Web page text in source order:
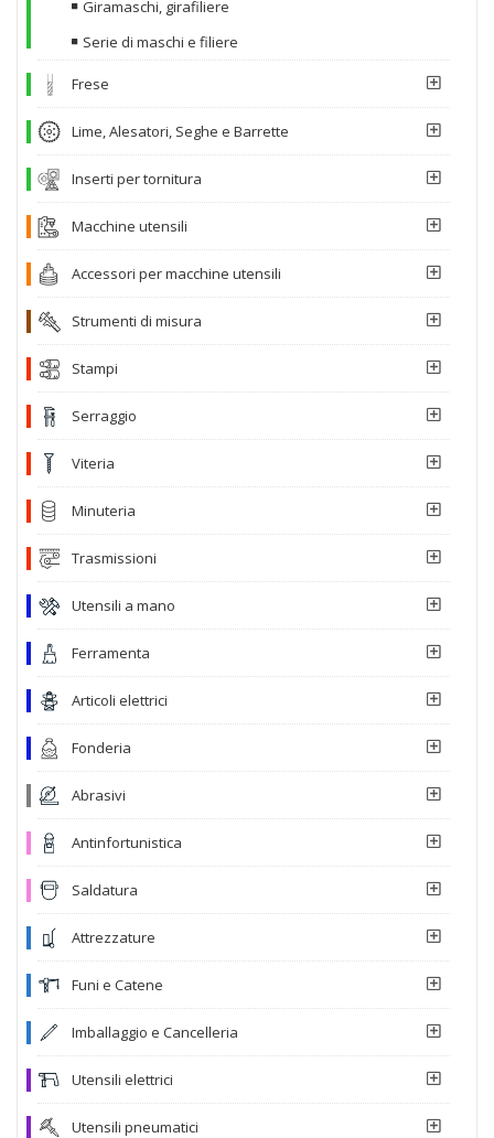
Giramaschi, girafiliere
Serie di maschi e filiere
Frese
Lime, Alesatori, Seghe e Barrette
Inserti per tornitura
Macchine utensili
Accessori per macchine utensili
Strumenti di misura
Stampi
Serraggio
Viteria
Minuteria
Trasmissioni
Utensili a mano
Ferramenta
Articoli elettrici
Fonderia
Abrasivi
Antinfortunistica
Saldatura
Attrezzature
Funi e Catene
Imballaggio e Cancelleria
Utensili elettrici
Utensili pneumatici